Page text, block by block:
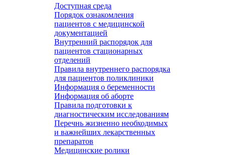
Доступная среда
Порядок ознакомления
пациентов с медицинской
документацией
Внутренний распорядок для
пациентов стационарных
отделений
Правила внутреннего распорядка
для пациентов поликлиники
Информация о беременности
Информация об аборте
Правила подготовки к
диагностическим исследованиям
Перечнь жизненно необходимых
и важнейших лекарственных
препаратов
Медицинские ролики